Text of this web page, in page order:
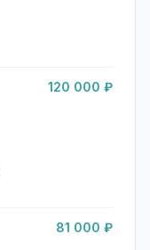
120 000 ₽
81 000 ₽